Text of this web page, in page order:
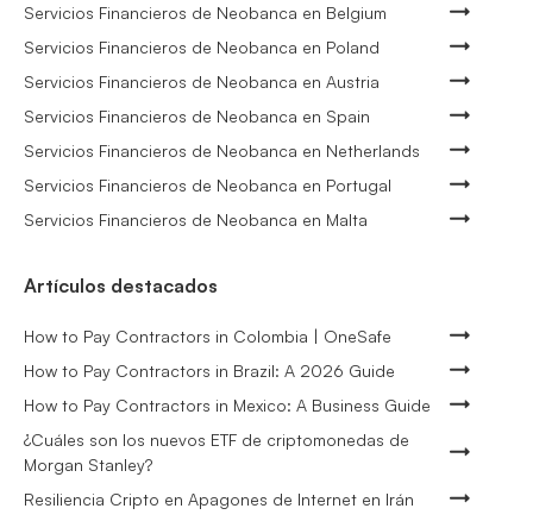
Servicios Financieros de Neobanca en Belgium
Servicios Financieros de Neobanca en Poland
Servicios Financieros de Neobanca en Austria
Servicios Financieros de Neobanca en Spain
Servicios Financieros de Neobanca en Netherlands
Servicios Financieros de Neobanca en Portugal
Servicios Financieros de Neobanca en Malta
Artículos destacados
How to Pay Contractors in Colombia | OneSafe
How to Pay Contractors in Brazil: A 2026 Guide
How to Pay Contractors in Mexico: A Business Guide
¿Cuáles son los nuevos ETF de criptomonedas de
Morgan Stanley?
Resiliencia Cripto en Apagones de Internet en Irán